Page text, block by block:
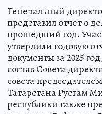
Генеральный
представил отчет о
прошедший год.
утвердили годовую
документы за 2025
состав Совета
совета
Татарстана Рустам
республики также